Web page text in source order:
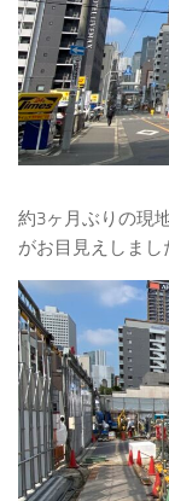
約3ヶ月ぶりの現
がお目見えしまし